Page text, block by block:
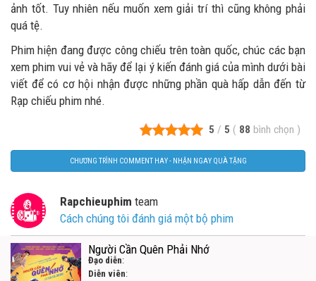
ảnh tốt. Tuy nhiên nếu muốn xem giải trí thì cũng không phải
quá tệ.
Phim hiện đang được công chiếu trên toàn quốc, chúc các bạn
xem phim vui vẻ và hãy để lại ý kiến đánh giá của mình dưới bài
viết để có cơ hội nhận được những phần quà hấp dẫn đến từ
Rạp chiếu phim nhé.
5 / 5 ( 88 bình chọn )
CHƯƠNG TRÌNH COMMENT HAY - NHẬN NGAY QUÀ TẶNG
Rapchieuphim team
Cách chúng tôi đánh giá một bộ phim
Người Cần Quên Phải Nhớ
Đạo diễn:
Diễn viên: